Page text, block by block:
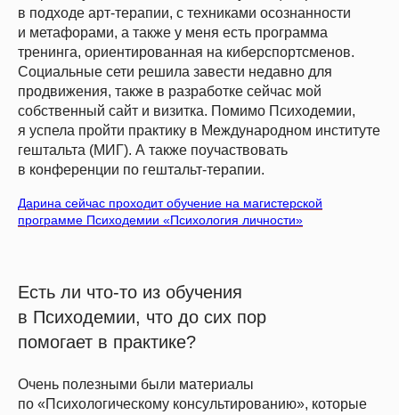
в подходе арт-терапии, с техниками осознанности
и метафорами, а также у меня есть программа
тренинга, ориентированная на киберспортсменов.
Социальные сети решила завести недавно для
продвижения, также в разработке сейчас мой
собственный сайт и визитка. Помимо Психодемии,
я успела пройти практику в Международном институте
гештальта (МИГ). А также поучаствовать
в конференции по гештальт-терапии.
Дарина сейчас проходит обучение на магистерской
программе Психодемии «Психология личности»
Есть ли что-то из обучения
в Психодемии, что до сих пор
помогает в практике?
Очень полезными были материалы
по «Психологическому консультированию», которые